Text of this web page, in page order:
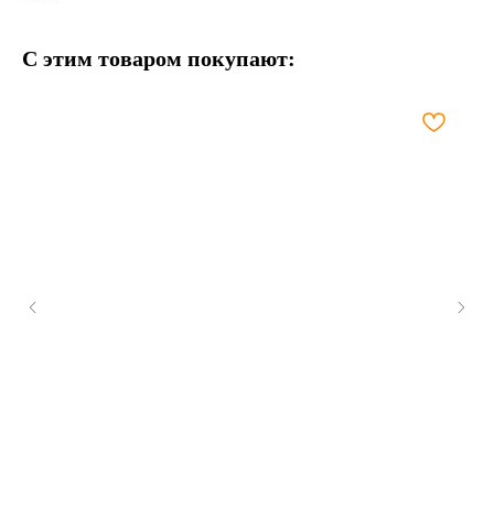
С этим товаром покупают: